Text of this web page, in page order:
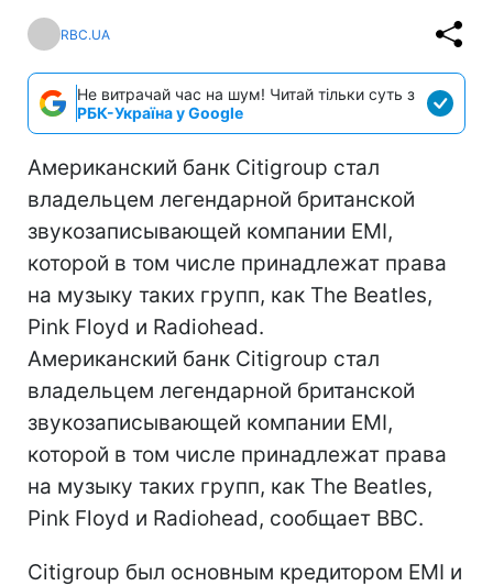
RBC.UA
Не витрачай час на шум! Читай тільки суть з
РБК-Україна у Google
Американский банк Citigroup стал
владельцем легендарной британской
звукозаписывающей компании EMI,
которой в том числе принадлежат права
на музыку таких групп, как The Beatles,
Pink Floyd и Radiohead.
Американский банк Citigroup стал
владельцем легендарной британской
звукозаписывающей компании EMI,
которой в том числе принадлежат права
на музыку таких групп, как The Beatles,
Pink Floyd и Radiohead, сообщает BBC.
Citigroup был основным кредитором EMI и